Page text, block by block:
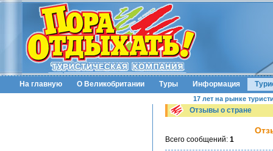
На главную О Великобритании Туры Информация
17 лет на рынке
Отзывы о стране
Всего сообщений: 1